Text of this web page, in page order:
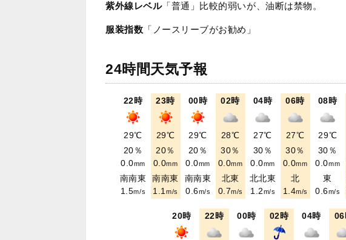
紫外線レベル「普通」比較的弱いが、油断は禁物。
服装指数 「ノースリーブがお勧め」
24時間天気予報
22時
29℃
20％
0.0mm
南南東
1.5m/s
23時
29℃
20％
0.0mm
南南東
1.1m/s
00時
29℃
20％
0.0mm
南南東
0.6m/s
02時
28℃
30％
0.0mm
北東
0.7m/s
04時
27℃
30％
0.0mm
北北東
1.2m/s
06時
27℃
30％
0.0mm
北
1.4m/s
08時
29℃
30％
0.0mm
東
0.6m/s
20時 22時 00時 02時 04時 06